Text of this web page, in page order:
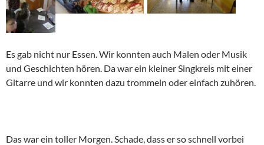
Es gab nicht nur Essen. Wir konnten auch Malen oder Musik
und Geschichten hören. Da war ein kleiner Singkreis mit einer
Gitarre und wir konnten dazu trommeln oder einfach zuhören.
Das war ein toller Morgen. Schade, dass er so schnell vorbei